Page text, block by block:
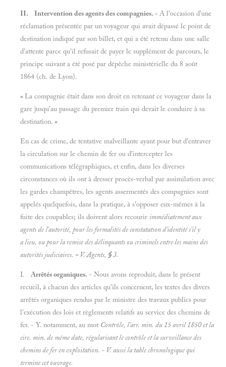
II. Intervention des agents des compagnies. - A l'occasion d'une
réclamation présentée par un voyageur qui avait dépassé le point de
destination indiqué par son billet, et qui a été retenu dans une salle
d'attente parce qu'il refusait de payer le supplément de parcours, le
principe suivant a été posé par dépêche ministérielle du 8 août
1864 (ch. de Lyon).
«La compagnie était dans son droit en retenant ce voyageur dans la
gare jusqu'au passage du premier train qui devait le conduire à sa
destination. »
En cas de crime, de tentative malveillante ayant pour but d'entraver
la circulation sur le chemin de fer ou d'intercepter les
communications télégraphiques, et enfin, dans les diverses
circonstances où ils ont à dresser procès-verbal par assimilation avec
les gardes champêtres, les agents assermentés des compagnies sont
appelés quelquefois, dans la pratique, à s'opposer eux-mêmes à la
fuite des coupables; ils doivent alors recourir immédiatement aux
agents de l'autorité, pour les formalités de constatation d'identité s'il y
a lieu, ou pour la remise des délinquants ou criminels entre les mains des
autorités judiciaires. - V.Agents, §3.
I. Arrêtés organiques. - Nous avons reproduit, dans le présent
recueil, à chacun des articles qu'ils concernent, les textes des divers
arrêtés organiques rendus par le ministre des travaux publics pour
l'exécution des lois et règlements relatifs au service des chemins de
fer. - Y. notamment, au mot Contrôle, l'arr. min. du 15 avril 1850 et la
cire. min. de même date, régularisant le contrôle et la surveillance des
chemins de fer en exploitation. - V. aussi la table chronologique qui
termine cet ouvrage.